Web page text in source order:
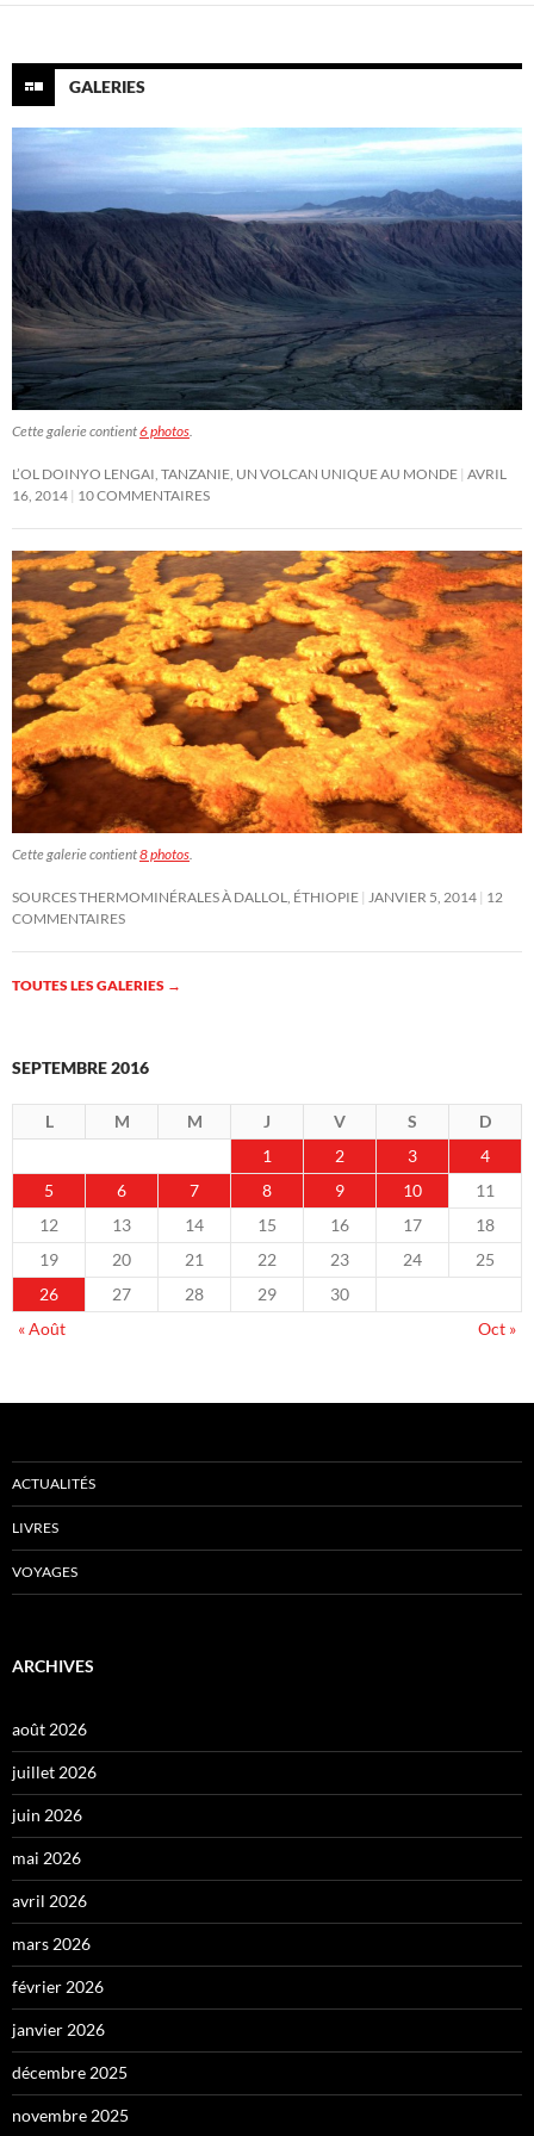
GALERIES
Cette galerie contient6 photos
L’OL DOINYO LENGAI, TANZANIE, UN VOLCAN UNIQUE AU MONDE AVRIL
16, 2014 10 COMMENTAIRES
Cette galerie contient8 photos
SOURCES THERMOMINÉRALES À DALLOL, ÉTHIOPIE JANVIER 5, 2014 12
COMMENTAIRES
TOUTES LES GALERIES →
SEPTEMBRE 2016
L M M J V S
D
1
2 3
4
5
6 7 8 9 10
11
12
13 14 15 16 17
18
19
20 21 22 23 24
25
26
27 28 29
30
« Août
Oct »
ACTUALITÉS
LIVRES
VOYAGES
ARCHIVES
août 2026
juillet 2026
juin 2026
mai 2026
avril 2026
mars 2026
février 2026
janvier 2026
décembre 2025
novembre 2025